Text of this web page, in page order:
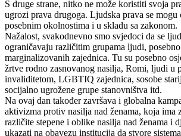
S druge strane, nitko ne može koristiti svoja
ugrozi prava drugoga. Ljudska prava se
posebnim okolnostima i u skladu sa zakonom.
Nažalost, svakodnevno smo svjedoci da se
ograničavaju različitim grupama ljudi,
marginalizovanih zajednica. Tu su posebno
žrtve rodno zasnovanog nasilja, Romi, ljudi u
invaliditetom, LGBTIQ zajednica, sosobe
socijalno ugrožene grupe stanovništva itd.
Na ovaj dan također završava i globalna
aktivizma protiv nasilja nad ženama, koja ima
različite stepene i oblike nasilja nad ženama i
ukazati na obavezu institucija da stvore